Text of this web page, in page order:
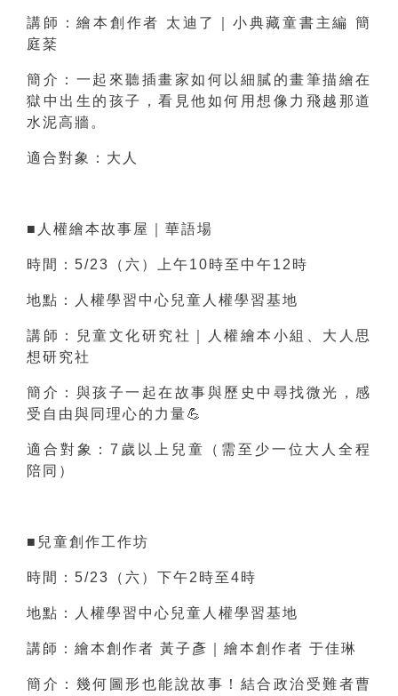
講師：繪本創作者 太迪了｜小典藏童書主編 簡
庭棻
簡介：一起來聽插畫家如何以細膩的畫筆描繪在
獄中出生的孩子，看見他如何用想像力飛越那道
水泥高牆。
適合對象：大人
■人權繪本故事屋｜華語場
時間：5/23（六）上午10時至中午12時
地點：人權學習中心兒童人權學習基地
講師：兒童文化研究社｜人權繪本小組、大人思
想研究社
簡介：與孩子一起在故事與歷史中尋找微光，感
受自由與同理心的力量💪
適合對象：7歲以上兒童（需至少一位大人全程
陪同）
■兒童創作工作坊
時間：5/23（六）下午2時至4時
地點：人權學習中心兒童人權學習基地
講師：繪本創作者 黃子彥｜繪本創作者 于佳琳
簡介：幾何圖形也能說故事！結合政治受難者曹